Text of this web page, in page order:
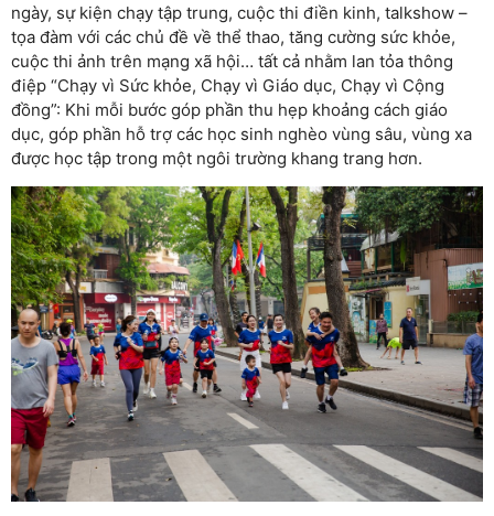
ngày, sự kiện chạy tập trung, cuộc thi điền kinh, talkshow –
tọa đàm với các chủ đề về thể thao, tăng cường sức khỏe,
cuộc thi ảnh trên mạng xã hội… tất cả nhằm lan tỏa thông
điệp “Chạy vì Sức khỏe, Chạy vì Giáo dục, Chạy vì Cộng
đồng”: Khi mỗi bước góp phần thu hẹp khoảng cách giáo
dục, góp phần hỗ trợ các học sinh nghèo vùng sâu, vùng xa
được học tập trong một ngôi trường khang trang hơn.